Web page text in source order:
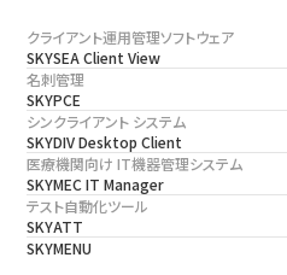
クライアント運用管理ソフトウェア
SKYSEA Client View
名刺管理
SKYPCE
シンクライアント システム
SKYDIV Desktop Client
医療機関向け IT機器管理システム
SKYMEC IT Manager
テスト自動化ツール
SKYATT
SKYMENU